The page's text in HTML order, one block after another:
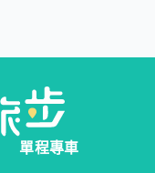
單程專車